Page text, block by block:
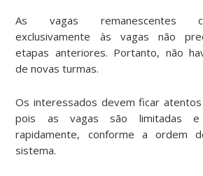
As vagas remanescentes
exclusivamente às vagas não
etapas anteriores. Portanto, não
de novas turmas.
Os interessados devem ficar
pois as vagas são limitadas e
rapidamente, conforme a ordem
sistema.